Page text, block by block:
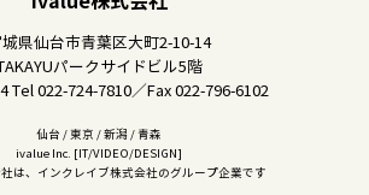
城県仙台市青葉区大町2-10-14
パークサイドビル5階
Tel 022-724-7810／Fax 022-796-6102
仙台 / 東京 / 新潟 / 青森
ivalue Inc. [IT/VIDEO/DESIGN]
は、インクレイブ株式会社のグループ企業です